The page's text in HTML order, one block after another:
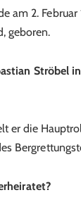
am 2. Februar
geboren.
Ströbel
er die